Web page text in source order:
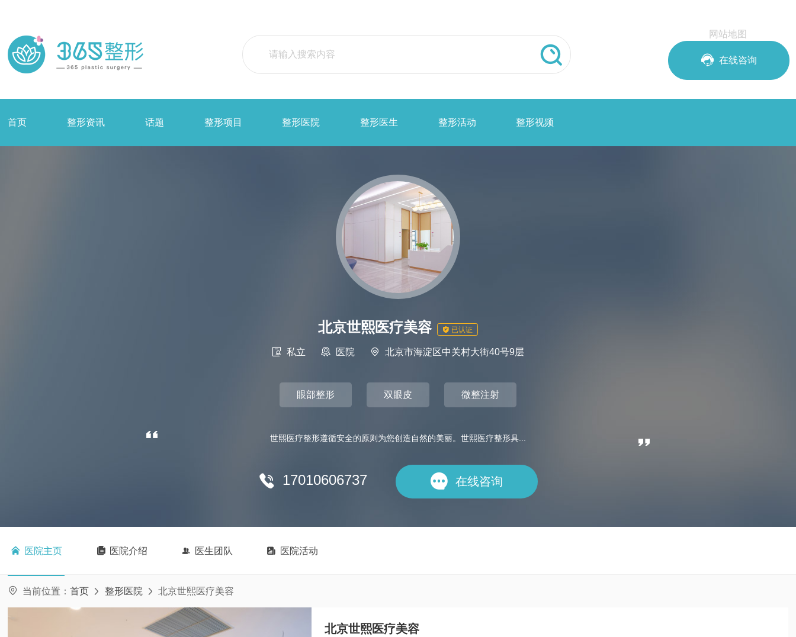

网站地图
 在线咨询
首页 整形资讯 话题 整形项目 整形医院 整形医生 整形活动 整形视频
北京世熙医疗美容  已认证
 私立  医院  北京市海淀区中关村大街40号9层
眼部整形 双眼皮 微整注射
世熙医疗整形遵循安全的原则为您创造自然的美丽。世熙医疗整形具...
 17010606737  在线咨询
 医院主页  医院介绍  医生团队  医院活动
 当前位置： 首页  整形医院  北京世熙医疗美容
北京世熙医疗美容